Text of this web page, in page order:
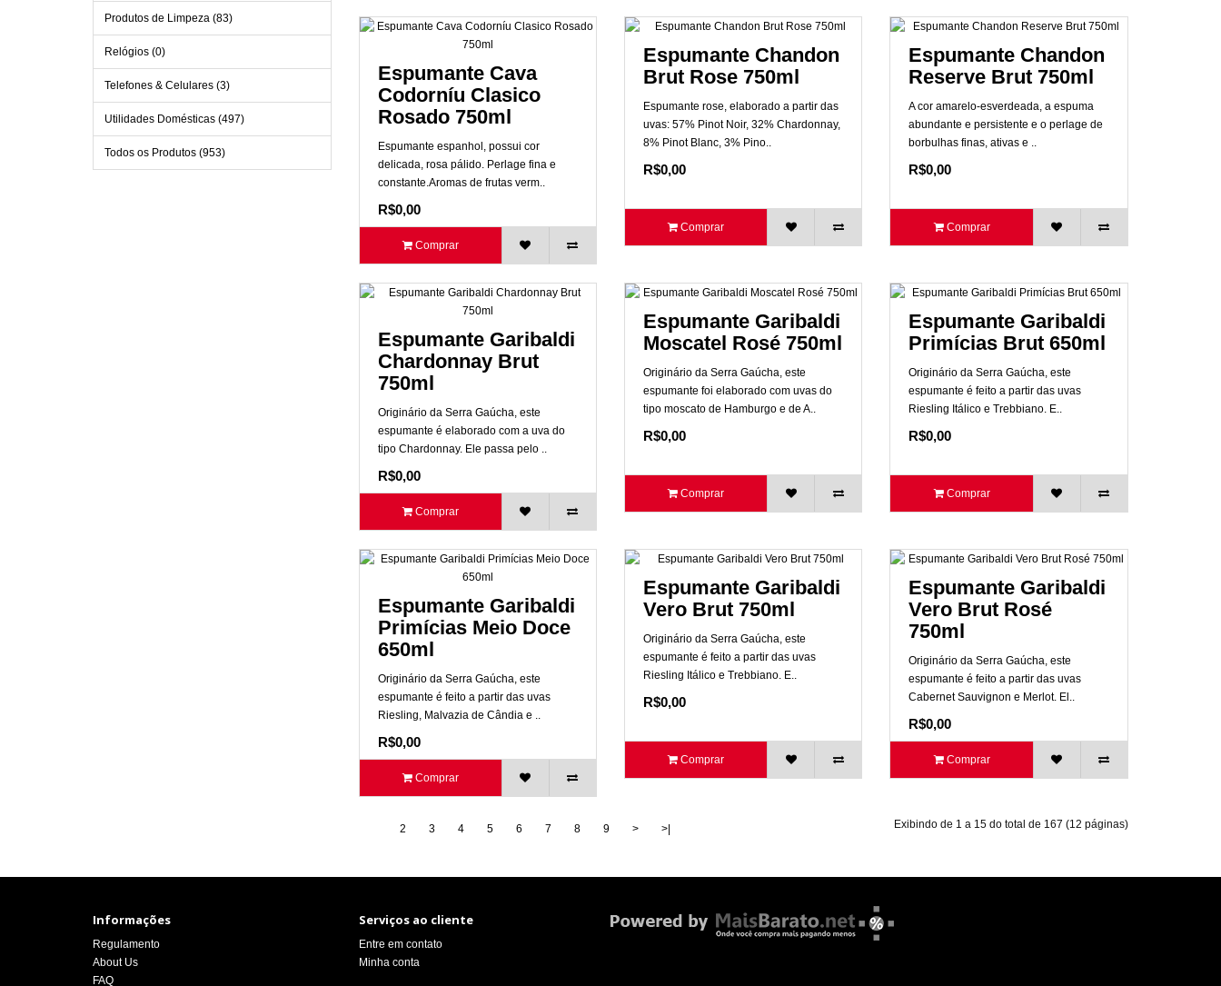
Produtos de Limpeza (83)
Relógios (0)
Telefones & Celulares (3)
Utilidades Domésticas (497)
Todos os Produtos (953)
Espumante Cava
Codorníu Clasico
Rosado 750ml
Espumante espanhol, possui cor
delicada, rosa pálido. Perlage fina e
constante.Aromas de frutas verm..
R$0,00
Comprar
Espumante Chandon
Brut Rose 750ml
Espumante rose, elaborado a partir das
uvas: 57% Pinot Noir, 32% Chardonnay,
8% Pinot Blanc, 3% Pino..
R$0,00
Comprar
Espumante Chandon
Reserve Brut 750ml
A cor amarelo-esverdeada, a espuma
abundante e persistente e o perlage de
borbulhas finas, ativas e ..
R$0,00
Comprar
Espumante Garibaldi
Chardonnay Brut
750ml
Originário da Serra Gaúcha, este
espumante é elaborado com a uva do
tipo Chardonnay. Ele passa pelo ..
R$0,00
Comprar
Espumante Garibaldi
Moscatel Rosé 750ml
Originário da Serra Gaúcha, este
espumante foi elaborado com uvas do
tipo moscato de Hamburgo e de A..
R$0,00
Comprar
Espumante Garibaldi
Primícias Brut 650ml
Originário da Serra Gaúcha, este
espumante é feito a partir das uvas
Riesling Itálico e Trebbiano. E..
R$0,00
Comprar
Espumante Garibaldi
Primícias Meio Doce
650ml
Originário da Serra Gaúcha, este
espumante é feito a partir das uvas
Riesling, Malvazia de Cândia e ..
R$0,00
Comprar
Espumante Garibaldi
Vero Brut 750ml
Originário da Serra Gaúcha, este
espumante é feito a partir das uvas
Riesling Itálico e Trebbiano. E..
R$0,00
Comprar
Espumante Garibaldi
Vero Brut Rosé
750ml
Originário da Serra Gaúcha, este
espumante é feito a partir das uvas
Cabernet Sauvignon e Merlot. El..
R$0,00
Comprar
2 3 4 5 6 7 8 9 > >| Exibindo de 1 a 15 do total de 167 (12 páginas)
Informações
Regulamento
About Us
FAQ
Serviços ao cliente
Entre em contato
Minha conta